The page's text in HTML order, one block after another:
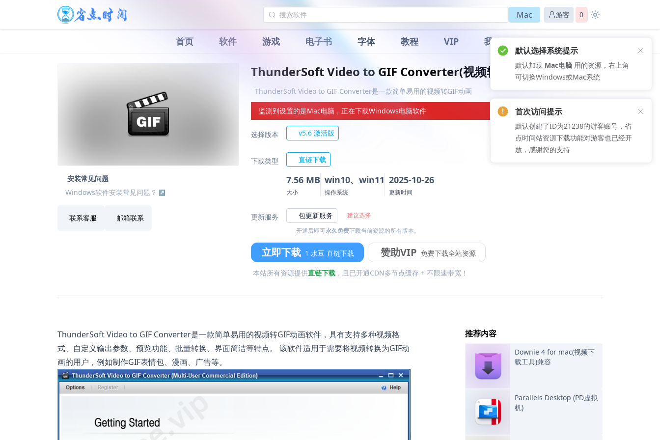
Mac 游客 0
首页 软件 游戏 电子书 字体 教程 VIP 我的
安装常见问题
Windows软件安装常见问题？
联系客服 邮箱联系
ThunderSoft Video to GIF Converter(视频转换工具)
ThunderSoft Video to GIF Converter是一款简单易用的视频转GIF动画
监测到设置的是Mac电脑，正在下载Windows电脑软件
选择版本 v5.6 激活版
下载类型 直链下载
7.56 MB
大小
win10、win11
操作系统
2025-10-26
更新时间
更新服务 包更新服务
建议选择
开通后即可永久免费下载当前资源的所有版本。
立即下载 1 水豆 直链下载 赞助VIP 免费下载全站资源
本站所有资源提供直链下载 ，且已开通CDN多节点缓存 + 不限速带宽！
ThunderSoft Video to GIF Converter是一款简单易用的视频转GIF动画软件，具有支持多种视频格
式、自定义输出参数、预览功能、批量转换、界面简洁等特点。 该软件适用于需要将视频转换为GIF动
画的用户，例如制作GIF表情包、漫画、广告等。
推荐内容
Downie 4 for mac(视频下
载工具)兼容
Parallels Desktop (PD虚拟
机)
默认选择系统提示
默认加载 Mac电脑 用的资源，右上角
可切换Windows或Mac系统
首次访问提示
默认创建了ID为21238的游客账号，省
点时间站资源下载功能对游客也已经开
放，感谢您的支持